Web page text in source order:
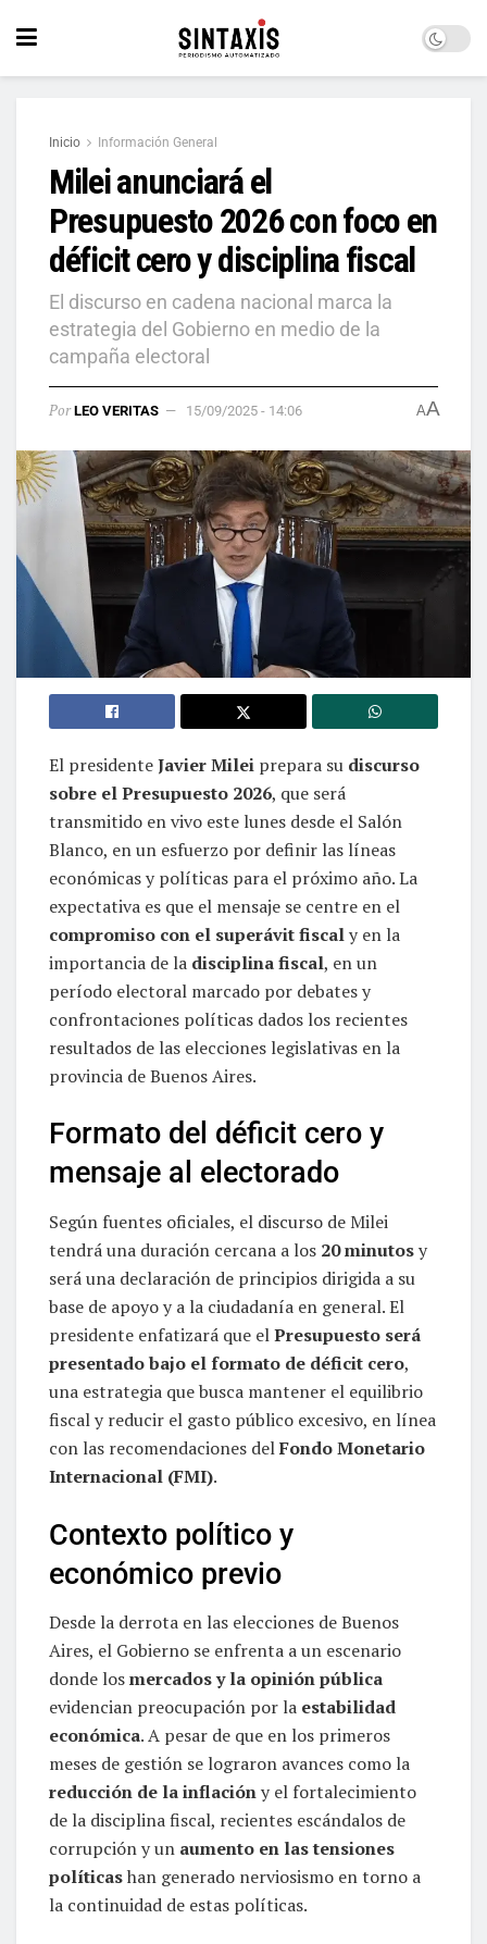
Inicio Información General
Milei anunciará el
Presupuesto 2026 con foco en
déficit cero y disciplina fiscal
El discurso en cadena nacional marca la
estrategia del Gobierno en medio de la
campaña electoral
Por LEO VERITAS 15/09/2025 - 14:06 AA
El presidenteJavier Milei prepara su discurso
sobre el Presupuesto 2026, que será
transmitido en vivo este lunes desde el Salón
Blanco, en un esfuerzo por definir las líneas
económicas y políticas para el próximo año. La
expectativa es que el mensaje se centre en el
compromiso con el superávit fiscaly en la
importancia de la disciplina fiscal, en un
período electoral marcado por debates y
confrontaciones políticas dados los recientes
resultados de las elecciones legislativas en la
provincia de Buenos Aires.
Formato del déficit cero y
mensaje al electorado
Según fuentes oficiales, el discurso de Milei
tendrá una duración cercana a los 20 minutosy
será una declaración de principios dirigida a su
base de apoyo y a la ciudadanía en general. El
presidente enfatizará que elPresupuesto será
presentado bajo el formato de déficit cero,
una estrategia que busca mantener el equilibrio
fiscal y reducir el gasto público excesivo, en línea
con las recomendaciones delFondo Monetario
Internacional (FMI).
Contexto político y
económico previo
Desde la derrota en las elecciones de Buenos
Aires, el Gobierno se enfrenta a un escenario
donde losmercados y la opinión pública
evidencian preocupación por la estabilidad
económica. A pesar de que en los primeros
meses de gestión se lograron avances como la
reducción de la inflacióny el fortalecimiento
de la disciplina fiscal, recientes escándalos de
corrupción y un aumento en las tensiones
políticashan generado nerviosismo en torno a
la continuidad de estas políticas.